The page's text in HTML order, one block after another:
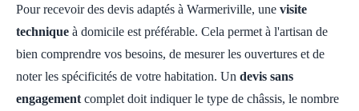
Pour recevoir des devis adaptés à Warmeriville, une visite
technique à domicile est préférable. Cela permet à l'artisan de
bien comprendre vos besoins, de mesurer les ouvertures et de
noter les spécificités de votre habitation. Un devis sans
engagement complet doit indiquer le type de châssis, le nombre